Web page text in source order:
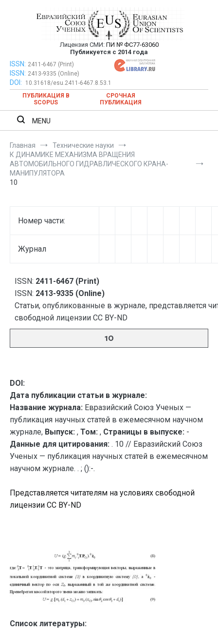
Евразийский Союз Ученых —
публикация научных статей в
ежемесячном научном журнале
Лицензия СМИ: ПИ № ФС77-63060
Публикуется с 2014 года
Евразийский Союз Ученых — публикация научных статей в
ежемесячном научном журнале
ISSN: 2411-6467 (Print)
ISSN: 2413-9335 (Online)
DOI:
10.31618/esu.2411-6467.8.53.1
ПУБЛИКАЦИЯ В
SCOPUS
СРОЧНАЯ
ПУБЛИКАЦИЯ
MENU
Главная
Технические науки
К ДИНАМИКЕ МЕХАНИЗМА ВРАЩЕНИЯ
АВТОМОБИЛЬНОГО ГИДРАВЛИЧЕСКОГО КРАНА-
МАНИПУЛЯТОРА
10
Номер части:
Журнал
ISSN: 2411-6467 (Print)
ISSN: 2413-9335 (Online)
Статьи, опубликованные в журнале, представляется
свободной лицензии CC BY-ND
10
DOI:
Дата публикации статьи в журнале:
Название журнала: Евразийский Союз Ученых —
публикация научных статей в ежемесячном научном
журнале, Выпуск: , Том: , Страницы в выпуске: -
Данные для цитирования: . 10 // Евразийский Союз
Ученых — публикация научных статей в ежемесячном
научном журнале. . ; ():-.
Представляется читателям на условиях свободной
лицензии CC BY-ND
Список литературы: